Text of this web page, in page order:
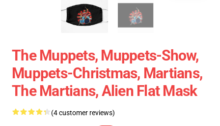
The Muppets, Muppets-Show,
Muppets-Christmas, Martians,
The Martians, Alien Flat Mask
(4 customer reviews)